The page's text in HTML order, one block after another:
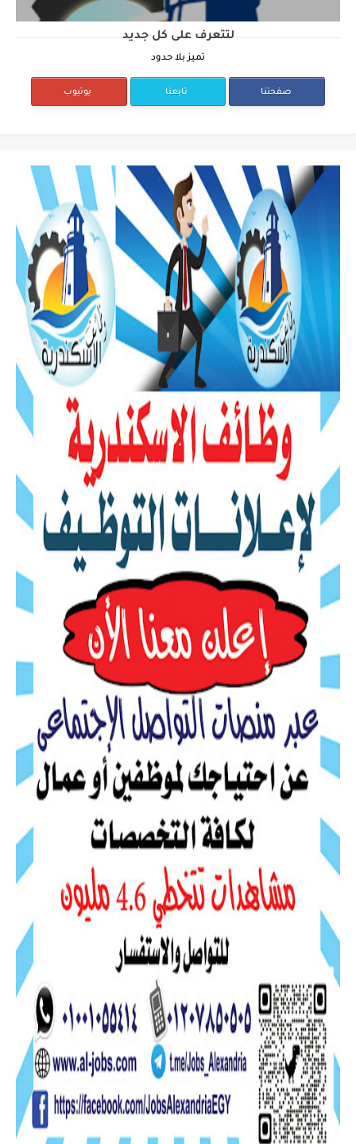
لتتعرف على كل جديد
تميز بلا حدود
صفحتنا تابعنا يوتيوب